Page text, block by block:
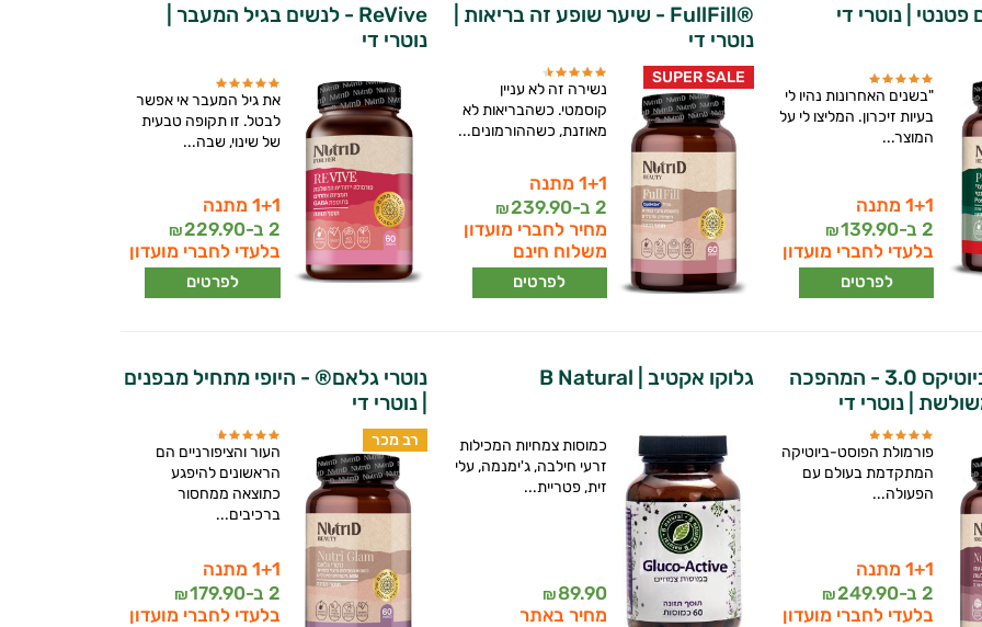
פטנטי | נוטרי די
"בשנים האחרונות נהיו לי
בעיות זיכרון. המליצו לי על
המוצר...
1+1 מתנה
2 ב-
139.90
₪
בלעדי לחברי מועדון
לפרטים
®FullFill - שיער שופע זה בריאות |
נוטרי די
SUPER SALE
נשירה זה לא עניין
קוסמטי. כשהבריאות לא
מאוזנת, כשההורמונים...
1+1 מתנה
2 ב-
239.90
₪
מחיר לחברי מועדון
משלוח חינם
לפרטים
ReVive - לנשים בגיל המעבר |
נוטרי די
את גיל המעבר אי אפשר
לבטל. זו תקופה טבעית
של שינוי, שבה...
1+1 מתנה
2 ב-
229.90
₪
בלעדי לחברי מועדון
לפרטים
נוטרי פוסטביוטיקס 3.0 - המהפכה
| נוטרי די
פורמולת הפוסט-ביוטיקה
המתקדמת בעולם עם
הפעולה...
1+1 מתנה
2 ב-
249.90
₪
בלעדי לחברי מועדון
גלוקו אקטיב | B Natural
כמוסות צמחיות המכילות
זרעי חילבה, ג'ימנמה, עלי
זית, פטריית...
89.90
₪
מחיר באתר
נוטרי גלאם® - היופי מתחיל מבפנים
| נוטרי די
רב מכר
העור והציפורניים הם
הראשונים להיפגע
כתוצאה ממחסור
ברכיבים...
1+1 מתנה
2 ב-
179.90
₪
בלעדי לחברי מועדון